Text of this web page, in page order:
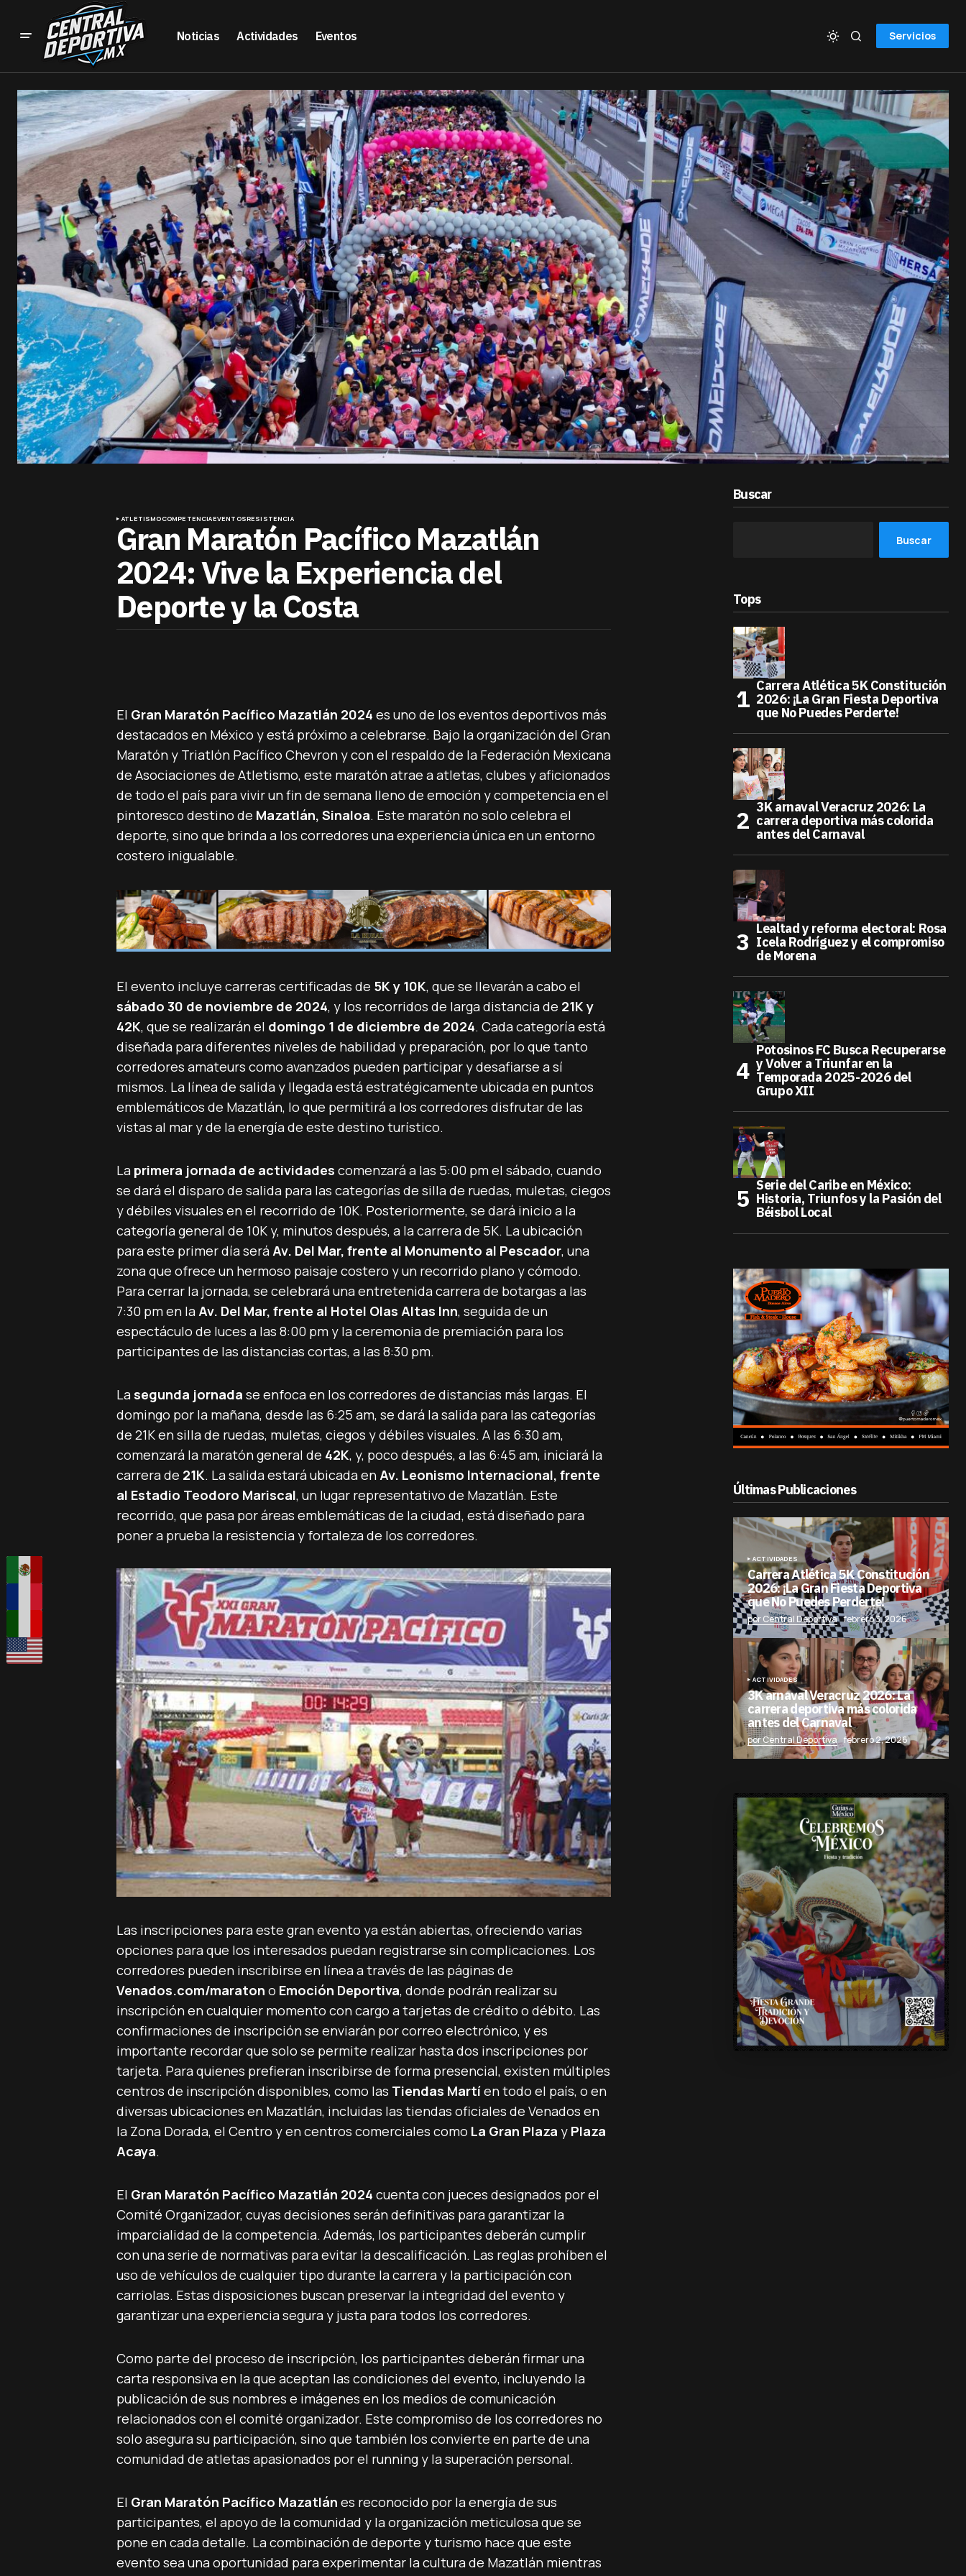
Noticias Actividades Eventos Servicios
ATLETISMOCOMPETENCIAEVENTOSRESISTENCIA
Gran Maratón Pacífico Mazatlán
2024: Vive la Experiencia del
Deporte y la Costa
El Gran Maratón Pacífico Mazatlán 2024 es uno de los eventos deportivos más
destacados en México y está próximo a celebrarse. Bajo la organización del Gran
Maratón y Triatlón Pacífico Chevron y con el respaldo de la Federación Mexicana
de Asociaciones de Atletismo, este maratón atrae a atletas, clubes y aficionados
de todo el país para vivir un fin de semana lleno de emoción y competencia en el
pintoresco destino de Mazatlán, Sinaloa. Este maratón no solo celebra el
deporte, sino que brinda a los corredores una experiencia única en un entorno
costero inigualable.
El evento incluye carreras certificadas de 5K y 10K, que se llevarán a cabo el
sábado 30 de noviembre de 2024, y los recorridos de larga distancia de 21K y
42K, que se realizarán el domingo 1 de diciembre de 2024. Cada categoría está
diseñada para diferentes niveles de habilidad y preparación, por lo que tanto
corredores amateurs como avanzados pueden participar y desafiarse a sí
mismos. La línea de salida y llegada está estratégicamente ubicada en puntos
emblemáticos de Mazatlán, lo que permitirá a los corredores disfrutar de las
vistas al mar y de la energía de este destino turístico.
La primera jornada de actividades comenzará a las 5:00 pm el sábado, cuando
se dará el disparo de salida para las categorías de silla de ruedas, muletas, ciegos
y débiles visuales en el recorrido de 10K. Posteriormente, se dará inicio a la
categoría general de 10K y, minutos después, a la carrera de 5K. La ubicación
para este primer día seráAv. Del Mar, frente al Monumento al Pescador, una
zona que ofrece un hermoso paisaje costero y un recorrido plano y cómodo.
Para cerrar la jornada, se celebrará una entretenida carrera de botargas a las
7:30 pm en laAv. Del Mar, frente al Hotel Olas Altas Inn, seguida de un
espectáculo de luces a las 8:00 pm y la ceremonia de premiación para los
participantes de las distancias cortas, a las 8:30 pm.
La segunda jornada se enfoca en los corredores de distancias más largas. El
domingo por la mañana, desde las 6:25 am, se dará la salida para las categorías
de 21K en silla de ruedas, muletas, ciegos y débiles visuales. A las 6:30 am,
comenzará la maratón general de 42K, y, poco después, a las 6:45 am, iniciará la
carrera de 21K. La salida estará ubicada enAv. Leonismo Internacional, frente
al Estadio Teodoro Mariscal, un lugar representativo de Mazatlán. Este
recorrido, que pasa por áreas emblemáticas de la ciudad, está diseñado para
poner a prueba la resistencia y fortaleza de los corredores.
Las inscripciones para este gran evento ya están abiertas, ofreciendo varias
opciones para que los interesados puedan registrarse sin complicaciones. Los
corredores pueden inscribirse en línea a través de las páginas de
Venados.com/maraton o Emoción Deportiva, donde podrán realizar su
inscripción en cualquier momento con cargo a tarjetas de crédito o débito. Las
confirmaciones de inscripción se enviarán por correo electrónico, y es
importante recordar que solo se permite realizar hasta dos inscripciones por
tarjeta. Para quienes prefieran inscribirse de forma presencial, existen múltiples
centros de inscripción disponibles, como las Tiendas Martíen todo el país, o en
diversas ubicaciones en Mazatlán, incluidas las tiendas oficiales de Venados en
la Zona Dorada, el Centro y en centros comerciales como La Gran Plaza y Plaza
Acaya.
El Gran Maratón Pacífico Mazatlán 2024 cuenta con jueces designados por el
Comité Organizador, cuyas decisiones serán definitivas para garantizar la
imparcialidad de la competencia. Además, los participantes deberán cumplir
con una serie de normativas para evitar la descalificación. Las reglas prohíben el
uso de vehículos de cualquier tipo durante la carrera y la participación con
carriolas. Estas disposiciones buscan preservar la integridad del evento y
garantizar una experiencia segura y justa para todos los corredores.
Como parte del proceso de inscripción, los participantes deberán firmar una
carta responsiva en la que aceptan las condiciones del evento, incluyendo la
publicación de sus nombres e imágenes en los medios de comunicación
relacionados con el comité organizador. Este compromiso de los corredores no
solo asegura su participación, sino que también los convierte en parte de una
comunidad de atletas apasionados por el running y la superación personal.
El Gran Maratón Pacífico Mazatlán es reconocido por la energía de sus
participantes, el apoyo de la comunidad y la organización meticulosa que se
pone en cada detalle. La combinación de deporte y turismo hace que este
evento sea una oportunidad para experimentar la cultura de Mazatlán mientras
Buscar
Buscar
Tops
Carrera Atlética 5K Constitución
2026: ¡La Gran Fiesta Deportiva
que No Puedes Perderte!
3K arnaval Veracruz 2026: La
carrera deportiva más colorida
antes del Carnaval
Lealtad y reforma electoral: Rosa
Icela Rodríguez y el compromiso
de Morena
Potosinos FC Busca Recuperarse
y Volver a Triunfar en la
Temporada 2025-2026 del
Grupo XII
Serie del Caribe en México:
Historia, Triunfos y la Pasión del
Béisbol Local
Últimas Publicaciones
ACTIVIDADES
Carrera Atlética 5K Constitución
2026: ¡La Gran Fiesta Deportiva
que No Puedes Perderte!
por Central Deportiva febrero 3, 2026
ACTIVIDADES
3K arnaval Veracruz 2026: La
carrera deportiva más colorida
antes del Carnaval
por Central Deportiva febrero 2, 2026